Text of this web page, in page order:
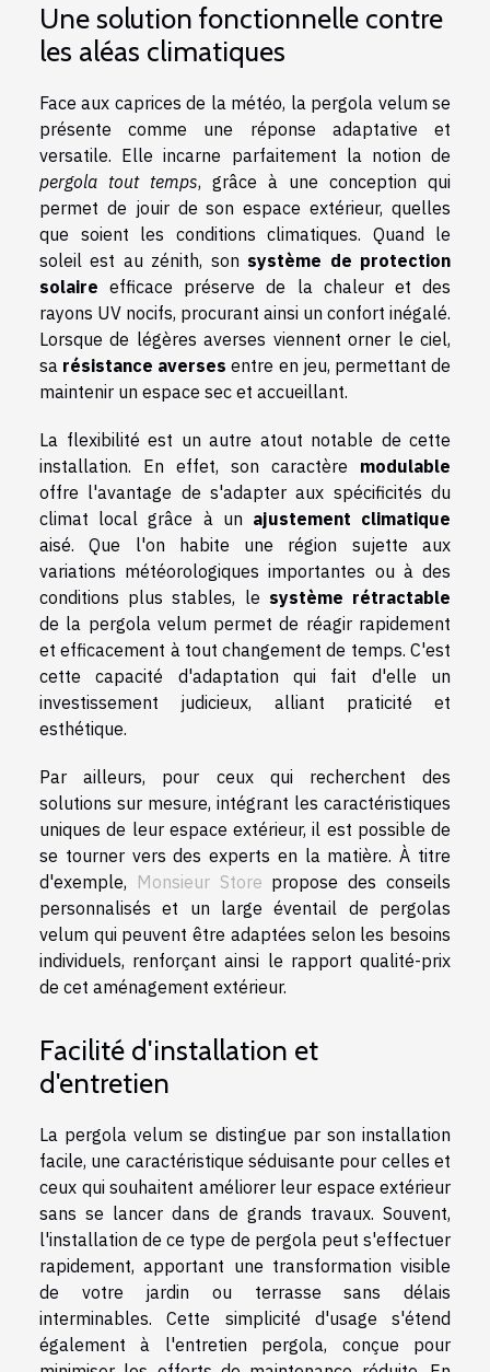
Une solution fonctionnelle contre
les aléas climatiques
Face aux caprices de la météo, la pergola velum se
présente comme une réponse adaptative et
versatile. Elle incarne parfaitement la notion de
pergola tout temps, grâce à une conception qui
permet de jouir de son espace extérieur, quelles
que soient les conditions climatiques. Quand le
soleil est au zénith, son système de protection
solaire efficace préserve de la chaleur et des
rayons UV nocifs, procurant ainsi un confort inégalé.
Lorsque de légères averses viennent orner le ciel,
sa résistance averses entre en jeu, permettant de
maintenir un espace sec et accueillant.
La flexibilité est un autre atout notable de cette
installation. En effet, son caractère modulable
offre l'avantage de s'adapter aux spécificités du
climat local grâce à un ajustement climatique
aisé. Que l'on habite une région sujette aux
variations météorologiques importantes ou à des
conditions plus stables, le système rétractable
de la pergola velum permet de réagir rapidement
et efficacement à tout changement de temps. C'est
cette capacité d'adaptation qui fait d'elle un
investissement judicieux, alliant praticité et
esthétique.
Par ailleurs, pour ceux qui recherchent des
solutions sur mesure, intégrant les caractéristiques
uniques de leur espace extérieur, il est possible de
se tourner vers des experts en la matière. À titre
d'exemple, Monsieur Store propose des conseils
personnalisés et un large éventail de pergolas
velum qui peuvent être adaptées selon les besoins
individuels, renforçant ainsi le rapport qualité-prix
de cet aménagement extérieur.
Facilité d'installation et
d'entretien
La pergola velum se distingue par son installation
facile, une caractéristique séduisante pour celles et
ceux qui souhaitent améliorer leur espace extérieur
sans se lancer dans de grands travaux. Souvent,
l'installation de ce type de pergola peut s'effectuer
rapidement, apportant une transformation visible
de votre jardin ou terrasse sans délais
interminables. Cette simplicité d'usage s'étend
également à l'entretien pergola, conçue pour